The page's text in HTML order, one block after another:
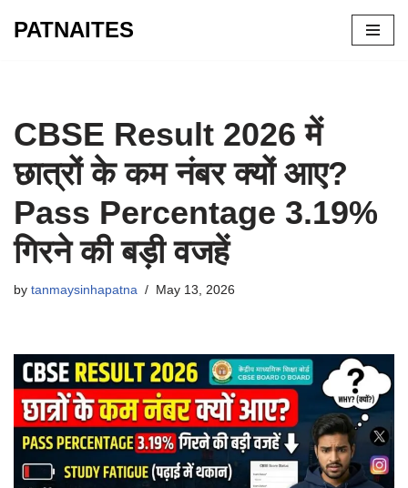
PATNAITES
CBSE Result 2026 में
छात्रों के कम नंबर क्यों आए?
Pass Percentage 3.19%
गिरने की बड़ी वजहें
by tanmaysinhapatna May 13, 2026